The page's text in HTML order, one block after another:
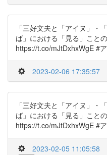
「三好文夫と「アイヌ」・
ば」における「見る」こと
https://t.co/mJtDxhxWgE #
2023-02-06 17:35:57
「三好文夫と「アイヌ」・
ば」における「見る」こと
https://t.co/mJtDxhxWgE #
2023-02-05 11:05:58